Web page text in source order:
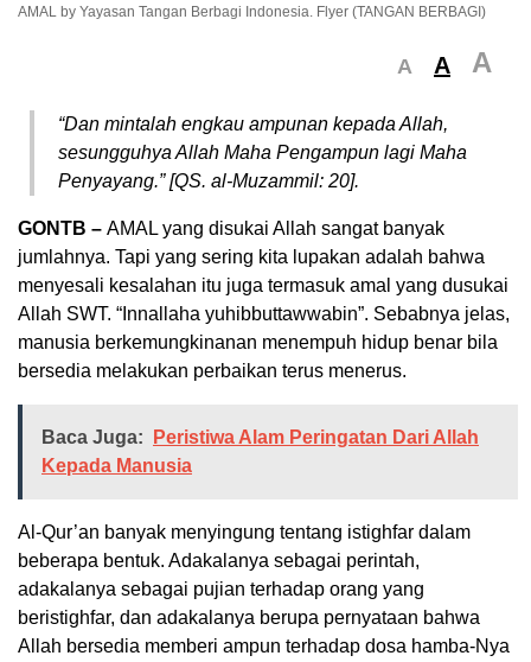
AMAL by Yayasan Tangan Berbagi Indonesia. Flyer (TANGAN BERBAGI)
A A A
“Dan mintalah engkau ampunan kepada Allah,
sesungguhya Allah Maha Pengampun lagi Maha
Penyayang.” [QS. al-Muzammil: 20].
GONTB – AMAL yang disukai Allah sangat banyak
jumlahnya. Tapi yang sering kita lupakan adalah bahwa
menyesali kesalahan itu juga termasuk amal yang dusukai
Allah SWT. “Innallaha yuhibbuttawwabin”. Sebabnya jelas,
manusia berkemungkinanan menempuh hidup benar bila
bersedia melakukan perbaikan terus menerus.
Baca Juga:
Peristiwa Alam Peringatan Dari Allah
Kepada Manusia
Al-Qur’an banyak menyingung tentang istighfar dalam
beberapa bentuk. Adakalanya sebagai perintah,
adakalanya sebagai pujian terhadap orang yang
beristighfar, dan adakalanya berupa pernyataan bahwa
Allah bersedia memberi ampun terhadap dosa hamba-Nya